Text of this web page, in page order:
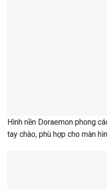
Hình nền Doraemon phong
tay chào, phù hợp cho màn